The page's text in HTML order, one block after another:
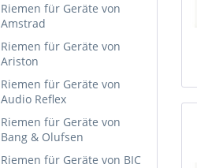
Riemen für Geräte von
Amstrad
Riemen für Geräte von
Ariston
Riemen für Geräte von
Audio Reflex
Riemen für Geräte von
Bang & Olufsen
Riemen für Geräte von BIC